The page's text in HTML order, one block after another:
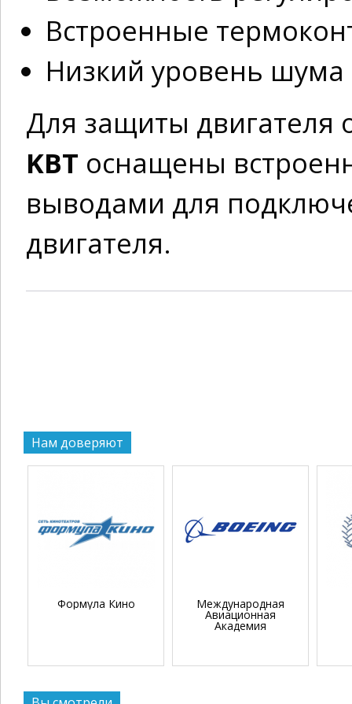
Встроенные
Низкий уровень шума
Для защиты двигателя
KBT оснащены
выводами для
двигателя.
Нам доверяют
Формула Кино Международная
Авиационная
Академия